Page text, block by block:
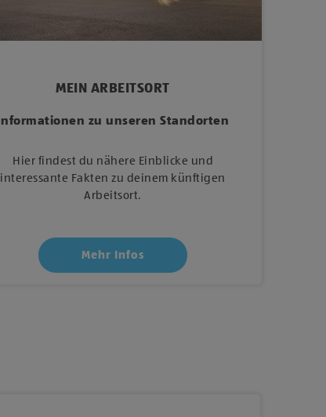
MEIN ARBEITSORT
Informationen zu unseren Standorten
Hier findest du nähere Einblicke und
interessante Fakten zu deinem künftigen
Arbeitsort.
Mehr Infos